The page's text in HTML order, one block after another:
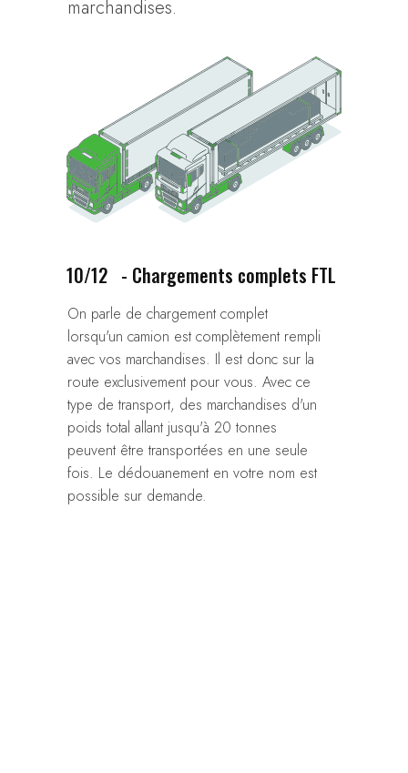
- Chargements complets FTL
10/12
On parle de chargement complet
lorsqu'un camion est complètement rempli
avec vos marchandises. Il est donc sur la
route exclusivement pour vous. Avec ce
type de transport, des marchandises d'un
poids total allant jusqu'à 20 tonnes
peuvent être transportées en une seule
fois. Le dédouanement en votre nom est
possible sur demande.
marchandises.